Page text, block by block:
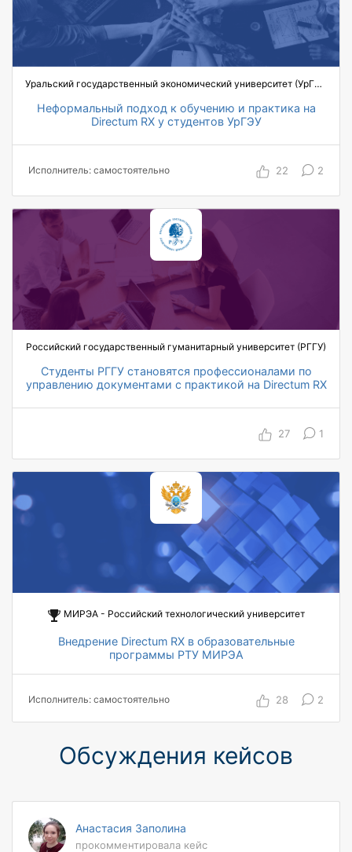
Уральский государственный экономический университет (УрГЭУ)
Неформальный подход к обучению и практика на
Directum RX у студентов УрГЭУ
50-60% студентов, проходящих курс, успешно
Исполнитель: самостоятельно 22 2
Российский государственный гуманитарный университет (РГГУ)
Студенты РГГУ становятся профессионалами по
управлению документами с практикой на Directum RX
27 1
МИРЭА - Российский технологический университет
Внедрение Directum RX в образовательные
программы РТУ МИРЭА
174 студента получили статус
«Сертифицированный пользователь Directum
Исполнитель: самостоятельно 28 2
Обсуждения кейсов
Анастасия Заполина
прокомментировала кейс